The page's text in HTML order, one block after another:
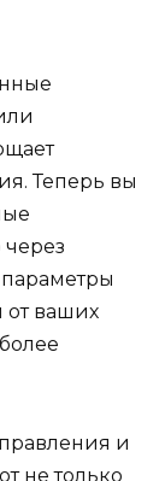
Теперь вы
от ваших
и
не только